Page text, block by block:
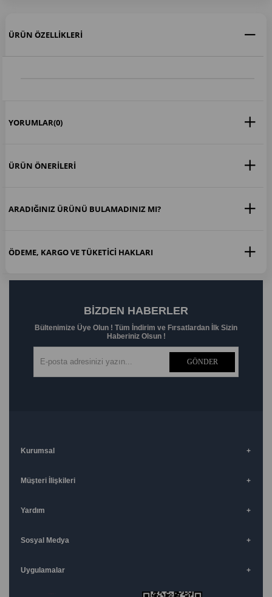
ÜRÜN ÖZELLIKLERI
YORUMLAR(0)
ÜRÜN ÖNERILERI
ARADIĞINIZ ÜRÜNÜ BULAMADINIZ MI?
ÖDEME, KARGO VE TÜKETICI HAKLARI
BIZDEN HABERLER
Bültenimize Üye Olun ! Tüm İndirim ve Fırsatlardan İlk Sizin
Haberiniz Olsun !
GÖNDER
Kurumsal
Müşteri İlişkileri
Yardım
Sosyal Medya
Uygulamalar